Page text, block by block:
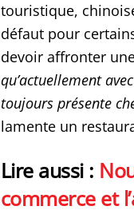
touristique,
défaut pour
devoir affronter
qu’actuellement
toujours présente
lamente un
Lire aussi :
commerce et